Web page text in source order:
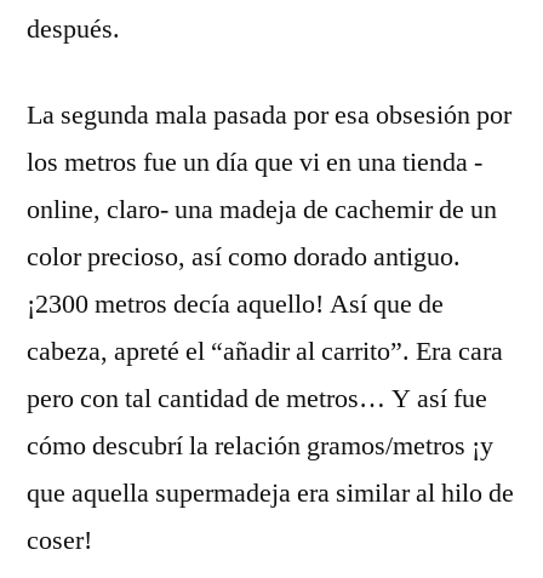
después.
La segunda mala pasada por esa obsesión por
los metros fue un día que vi en una tienda -
online, claro- una madeja de cachemir de un
color precioso, así como dorado antiguo.
¡2300 metros decía aquello! Así que de
cabeza, apreté el “añadir al carrito”. Era cara
pero con tal cantidad de metros… Y así fue
cómo descubrí la relación gramos/metros ¡y
que aquella supermadeja era similar al hilo de
coser!